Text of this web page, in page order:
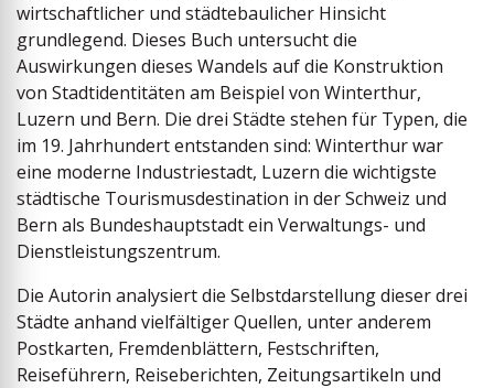
wirtschaftlicher und städte­baulicher Hinsicht
grundlegend. Dieses Buch untersucht die
Auswirkungen dieses Wandels auf die Konstruktion
von Stadt­identitäten am Beispiel von Winterthur,
Luzern und Bern. Die drei Städte stehen für Typen, die
im 19. Jahrhundert entstanden sind: Winterthur war
eine moderne Industriestadt, Luzern die wichtigste
städtische Tourismusdestination in der Schweiz und
Bern als Bundeshauptstadt ein Verwaltungs- und
Dienst­leistungszentrum.
Die Autorin analysiert die Selbstdarstellung dieser drei
Städte anhand vielfältiger Quellen, unter anderem
Postkarten, Fremdenblättern, Festschriften,
Reiseführern, Reiseberichten, Zeitungsartikeln und